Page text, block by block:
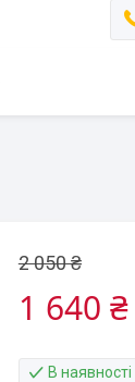
2 050 ₴
1 640 ₴
В наявності